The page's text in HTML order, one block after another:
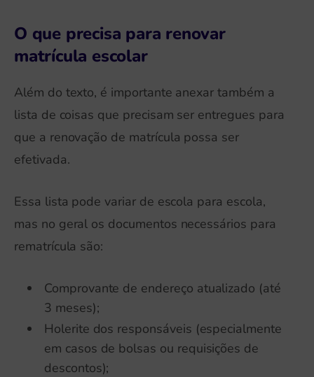
O que precisa para renovar
matrícula escolar
Além do texto, é importante anexar também a
lista de coisas que precisam ser entregues para
que a renovação de matrícula possa ser
efetivada.
Essa lista pode variar de escola para escola,
mas no geral os documentos necessários para
rematrícula são:
Comprovante de endereço atualizado (até
3 meses);
Holerite dos responsáveis (especialmente
em casos de bolsas ou requisições de
descontos);